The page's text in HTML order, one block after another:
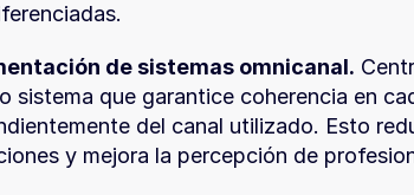
de sistemas omnicanal.
sistema que garantice coherencia en
del canal utilizado. Esto
y mejora la percepción de